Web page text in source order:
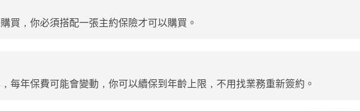
買，你必須搭配一張主約保險才可以購買。
每年保費可能會變動，你可以續保到年齡上限，不用找業務重新簽約。